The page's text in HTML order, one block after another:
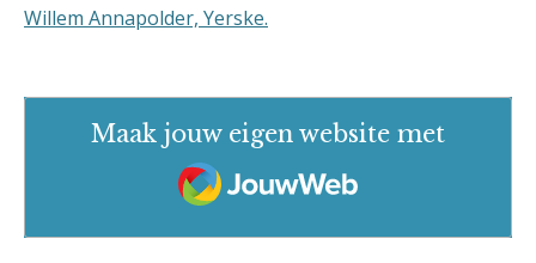
Willem Annapolder, Yerske.
Maak jouw eigen website met
JouwWeb